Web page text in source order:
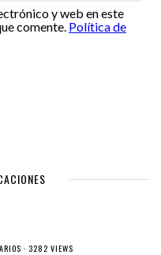
y web en este
comente. Política de
· 3282 VIEWS